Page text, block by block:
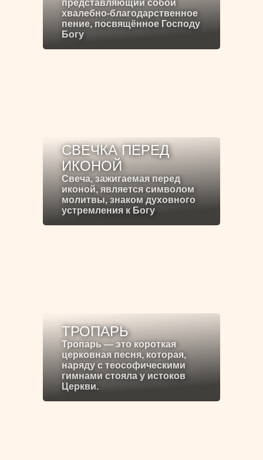
представляющий собой
хвалебно-благодарственное
пение, посвящённое Господу
Богу
СВЕЧКА ПЕРЕД
ИКОНОЙ
Свеча, зажигаемая перед
иконой, является символом
молитвы, знаком духовного
устремления к Богу
ТРОПАРЬ
Тропарь — это короткая
церковная песня, которая,
наряду с теософическими
гимнами стояла у истоков
Церкви.